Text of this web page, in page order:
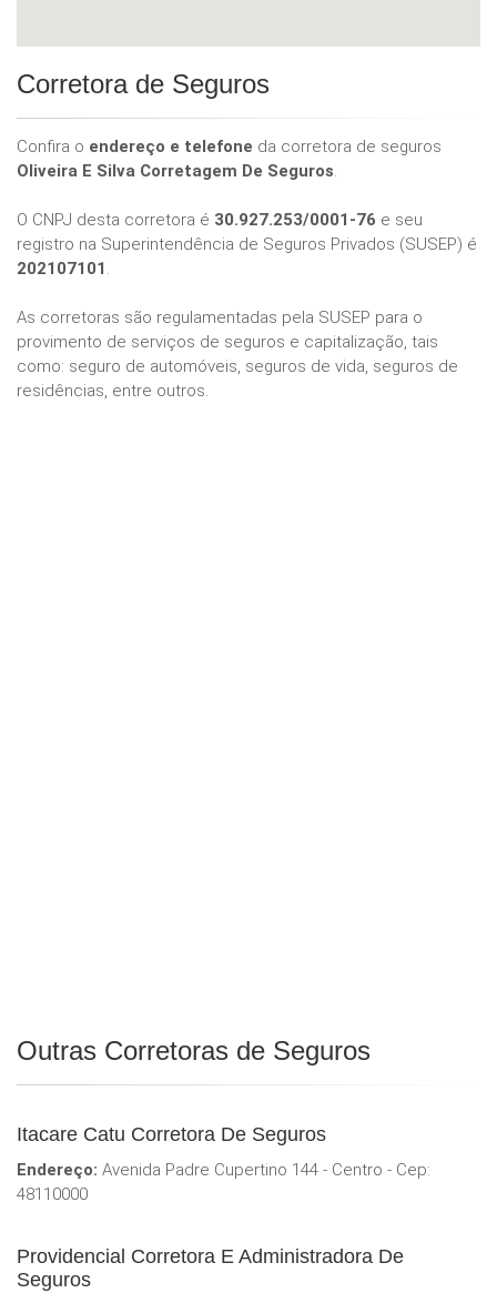
Corretora de Seguros
Confira o endereço e telefone da corretora de seguros
Oliveira E Silva Corretagem De Seguros.
O CNPJ desta corretora é 30.927.253/0001-76 e seu
registro na Superintendência de Seguros Privados (SUSEP) é
202107101 .
As corretoras são regulamentadas pela SUSEP para o
provimento de serviços de seguros e capitalização, tais
como: seguro de automóveis, seguros de vida, seguros de
residências, entre outros.
Outras Corretoras de Seguros
Itacare Catu Corretora De Seguros
Endereço: Avenida Padre Cupertino 144 - Centro - Cep:
48110000
Providencial Corretora E Administradora De
Seguros